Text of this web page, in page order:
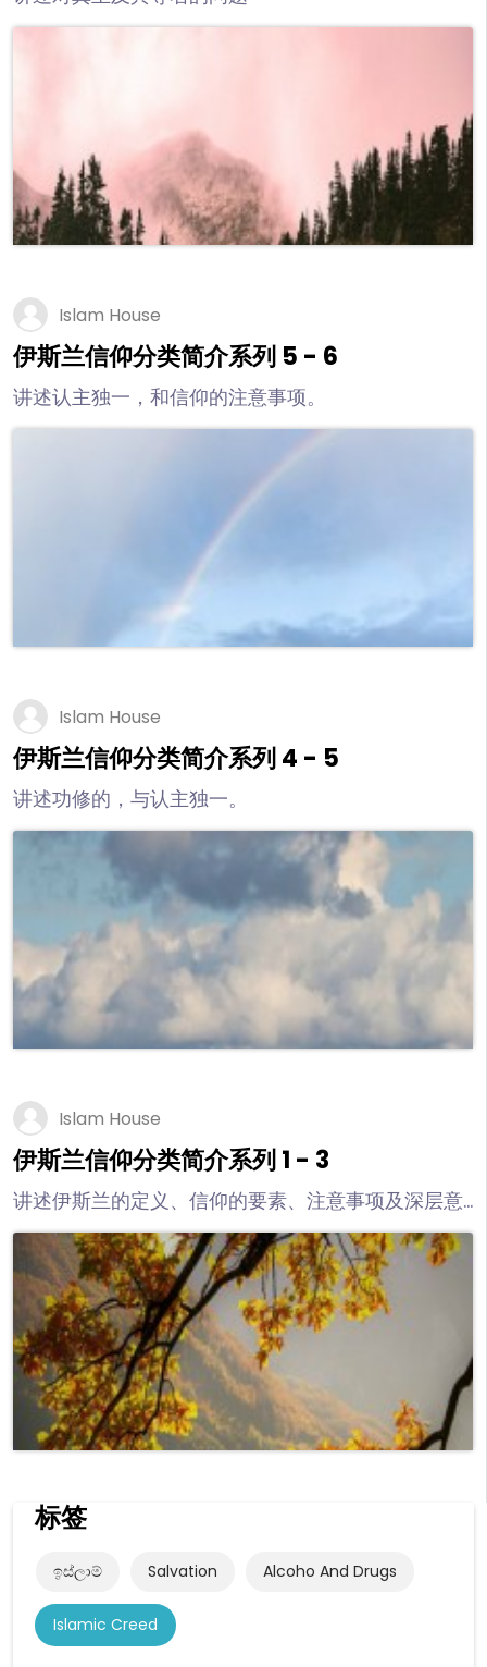
Islam House
伊斯兰信仰分类简介系列 5 - 6
讲述认主独一，和信仰的注意事项。
Islam House
伊斯兰信仰分类简介系列 4 - 5
讲述功修的，与认主独一。
Islam House
伊斯兰信仰分类简介系列 1 - 3
讲述伊斯兰的定义、信仰的要素、注意事项及深层意
义。
标签
ඉස්ලාම් Salvation Alcoho And Drugs
Islamic Creed